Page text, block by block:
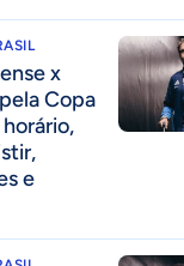
x
Copa
e